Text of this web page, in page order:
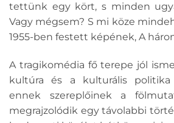
tettünk egy kört, s minden
Vagy mégsem? S mi köze
1955-ben festett képének, A
A tragikomédia fő terepe jól
kultúra és a kulturális politika
ennek szereplőinek a
megrajzolódik egy távolabbi